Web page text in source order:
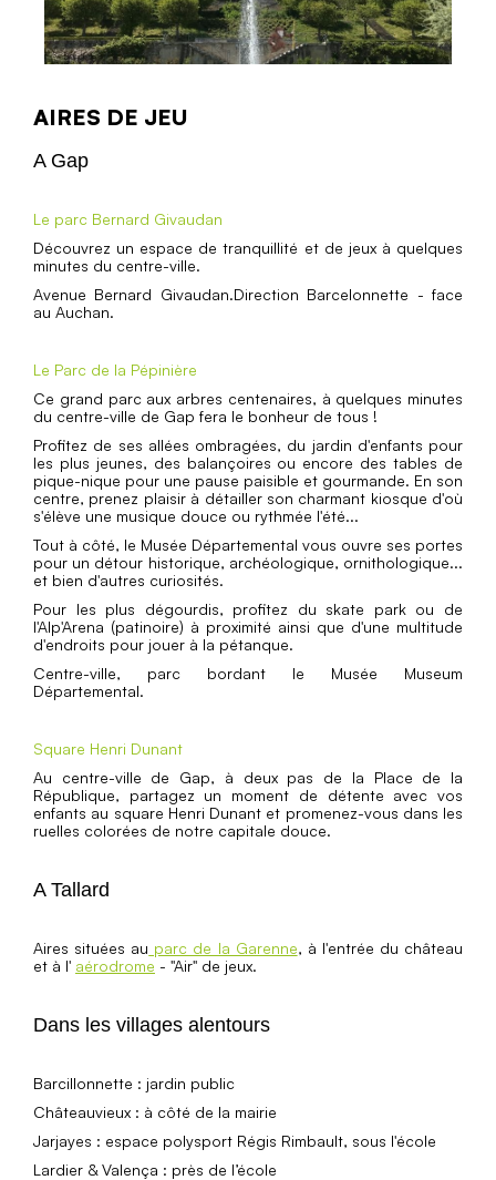
AIRES DE JEU
A Gap
​Le parc Bernard Givaudan
Découvrez un espace de tranquillité et de jeux à quelques
minutes du centre-ville.
Avenue Bernard Givaudan.Direction Barcelonnette - face
au Auchan.
Le Parc de la Pépinière
Ce grand parc aux arbres centenaires, à quelques minutes
du centre-ville de Gap fera le bonheur de tous !
Profitez de ses allées ombragées, du jardin d'enfants pour
les plus jeunes, des balançoires ou encore des tables de
pique-nique pour une pause paisible et gourmande. En son
centre, prenez plaisir à détailler son charmant kiosque d'où
s'élève une musique douce ou rythmée l'été...
Tout à côté, le Musée Départemental vous ouvre ses portes
pour un détour historique, archéologique, ornithologique...
et bien d'autres curiosités.
Pour les plus dégourdis, profitez du skate park ou de
l'Alp'Arena (patinoire) à proximité ainsi que d'une multitude
d'endroits pour jouer à la pétanque.
Centre-ville, parc bordant le Musée Museum
Départemental.
Square Henri Dunant
Au centre-ville de Gap, à deux pas de la Place de la
République, partagez un moment de détente avec vos
enfants au square Henri Dunant et promenez-vous dans les
ruelles colorées de notre capitale douce.
A Tallard
Aires situées au parc de la Garenne, à l'entrée du château
et à l' aérodrome - "Air" de jeux.
Dans les villages alentours
Barcillonnette : jardin public
Châteauvieux : à côté de la mairie
Jarjayes : espace polysport Régis Rimbault, sous l'école
Lardier & Valença : près de l’école